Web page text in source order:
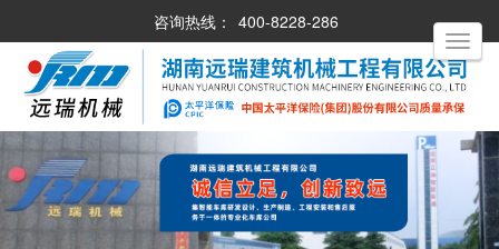
咨询热线： 400-8228-286
Toggle